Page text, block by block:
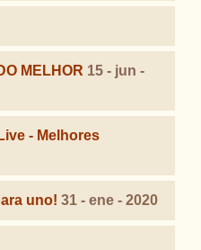
MELHOR 15 - jun -
- Melhores
uno! 31 - ene - 2020